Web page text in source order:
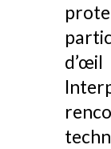
d’œil